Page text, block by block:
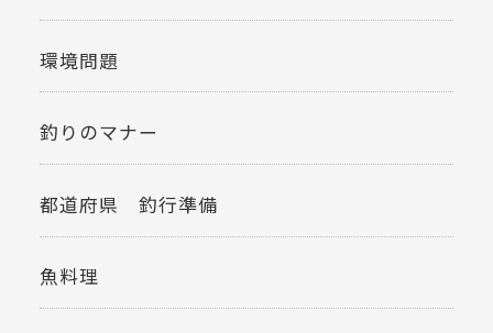
環境問題
釣りのマナー
都道府県 釣行準備
魚料理